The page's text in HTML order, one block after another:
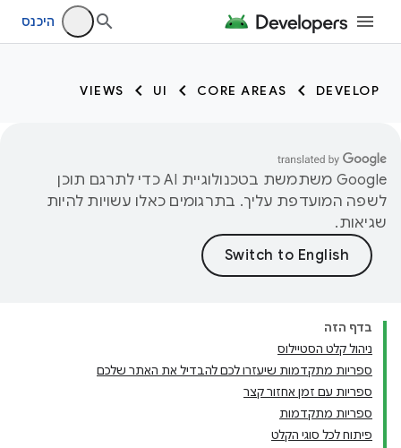
היכנס
DEVELOP
CORE AREAS
UI
VIEWS
‫Google משתמשת בטכנולוגיית AI כדי לתרגם תוכן
לשפה המועדפת עליך. בתרגומים כאלו עשויות להיות
שגיאות.
בדף הזה
ניהול קלט הסטיילוס
ספריות מתקדמות שיעזרו לכם להבדיל את האתר שלכם
ספריות עם זמן אחזור קצר
ספריות מתקדמות
פיתוח לכל סוגי הקלט